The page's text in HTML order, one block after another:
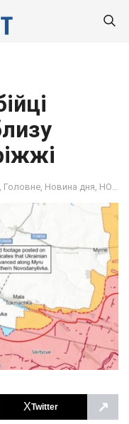
Головне Новина дня НОВИНИ
Twitter ↗